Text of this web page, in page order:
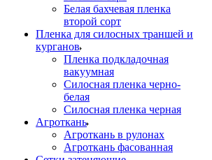
Белая бахчевая пленка
второй сорт
Пленка для силосных траншей и
курганов
Пленка подкладочная
вакуумная
Силосная пленка черно-
белая
Силосная пленка черная
Агроткань
Агроткань в рулонах
Агроткань фасованная